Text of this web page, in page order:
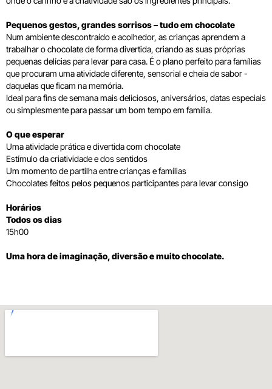
Pequenos gestos, grandes sorrisos – tudo em chocolate
Num ambiente descontraído e acolhedor, as crianças aprendem a
trabalhar o chocolate de forma divertida, criando as suas próprias
pequenas delícias para levar para casa. É o plano perfeito para famílias
que procuram uma atividade diferente, sensorial e cheia de sabor -
daquelas que ficam na memória.
Ideal para fins de semana mais deliciosos, aniversários, datas especiais
ou simplesmente para passar um bom tempo em família.
O que esperar
Uma atividade prática e divertida com chocolate
Estímulo da criatividade e dos sentidos
Um momento de partilha entre crianças e famílias
Chocolates feitos pelos pequenos participantes para levar consigo
Horários
Todos os dias
15h00
Uma hora de imaginação, diversão e muito chocolate.